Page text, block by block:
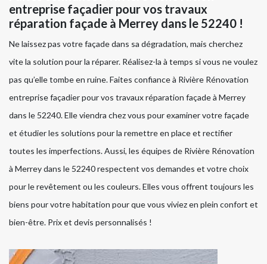
entreprise façadier pour vos travaux
réparation façade à Merrey dans le 52240 !
Ne laissez pas votre façade dans sa dégradation, mais cherchez
vite la solution pour la réparer. Réalisez-la à temps si vous ne voulez
pas qu’elle tombe en ruine. Faites confiance à Rivière Rénovation
entreprise façadier pour vos travaux réparation façade à Merrey
dans le 52240. Elle viendra chez vous pour examiner votre façade
et étudier les solutions pour la remettre en place et rectifier
toutes les imperfections. Aussi, les équipes de Rivière Rénovation
à Merrey dans le 52240 respectent vos demandes et votre choix
pour le revêtement ou les couleurs. Elles vous offrent toujours les
biens pour votre habitation pour que vous viviez en plein confort et
bien-être. Prix et devis personnalisés !